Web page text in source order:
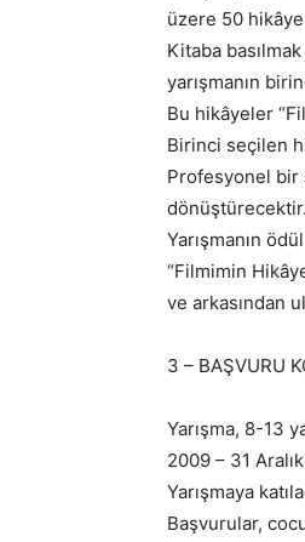
üzere 50
Kitaba
yarışmanın
Bu hikâyeler
Birinci seçilen
Profesyonel bir
dönüştürecektir.
Yarışmanın
“Filmimin
ve arkasından
3 – BAŞVURU
Yarışma, 8-13
2009 – 31
Yarışmaya
Başvurular,